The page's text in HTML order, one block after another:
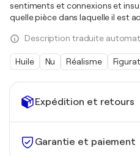
Expédition et retours
Garantie et paiement
sentiments et connexions et
quelle pièce dans laquelle il est
Description traduite
Huile Nu Réalisme